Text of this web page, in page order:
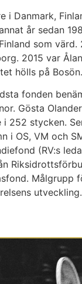
i Danmark,
år sedan
som
2015 var
hölls på
fonden
Gösta
252 stycken.
i OS, VM och
(RV:s
utveckling.